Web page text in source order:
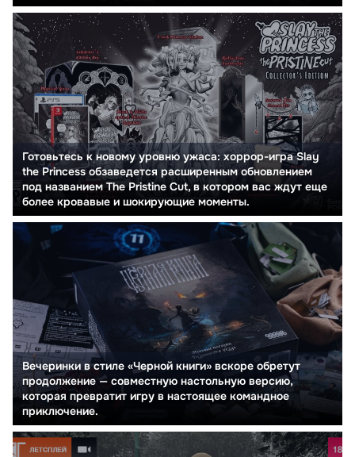
Готовьтесь к новому уровню ужаса: хоррор-игра Slay
the Princess обзаведется расширенным обновлением
под названием The Pristine Cut, в котором вас ждут еще
более кровавые и шокирующие моменты.
Вечеринки в стиле «Черной книги» вскоре обретут
продолжение — совместную настольную версию,
которая превратит игру в настоящее командное
приключение.